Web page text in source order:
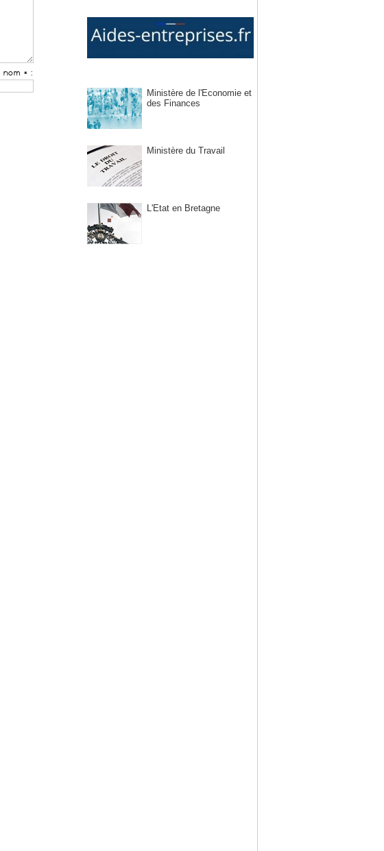
Ministère de l'Economie et
des Finances
Ministère du Travail
L'Etat en Bretagne